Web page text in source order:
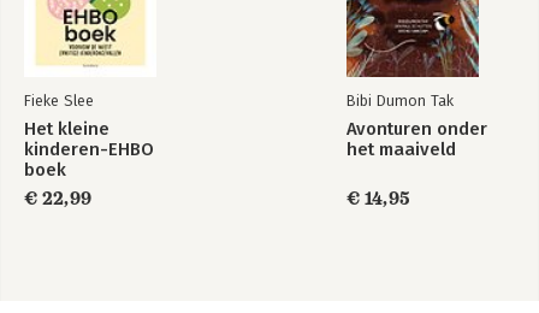
Fieke Slee
Het kleine
kinderen-EHBO
boek
€ 22,99
Bibi Dumon Tak
Avonturen onder
het maaiveld
€ 14,95